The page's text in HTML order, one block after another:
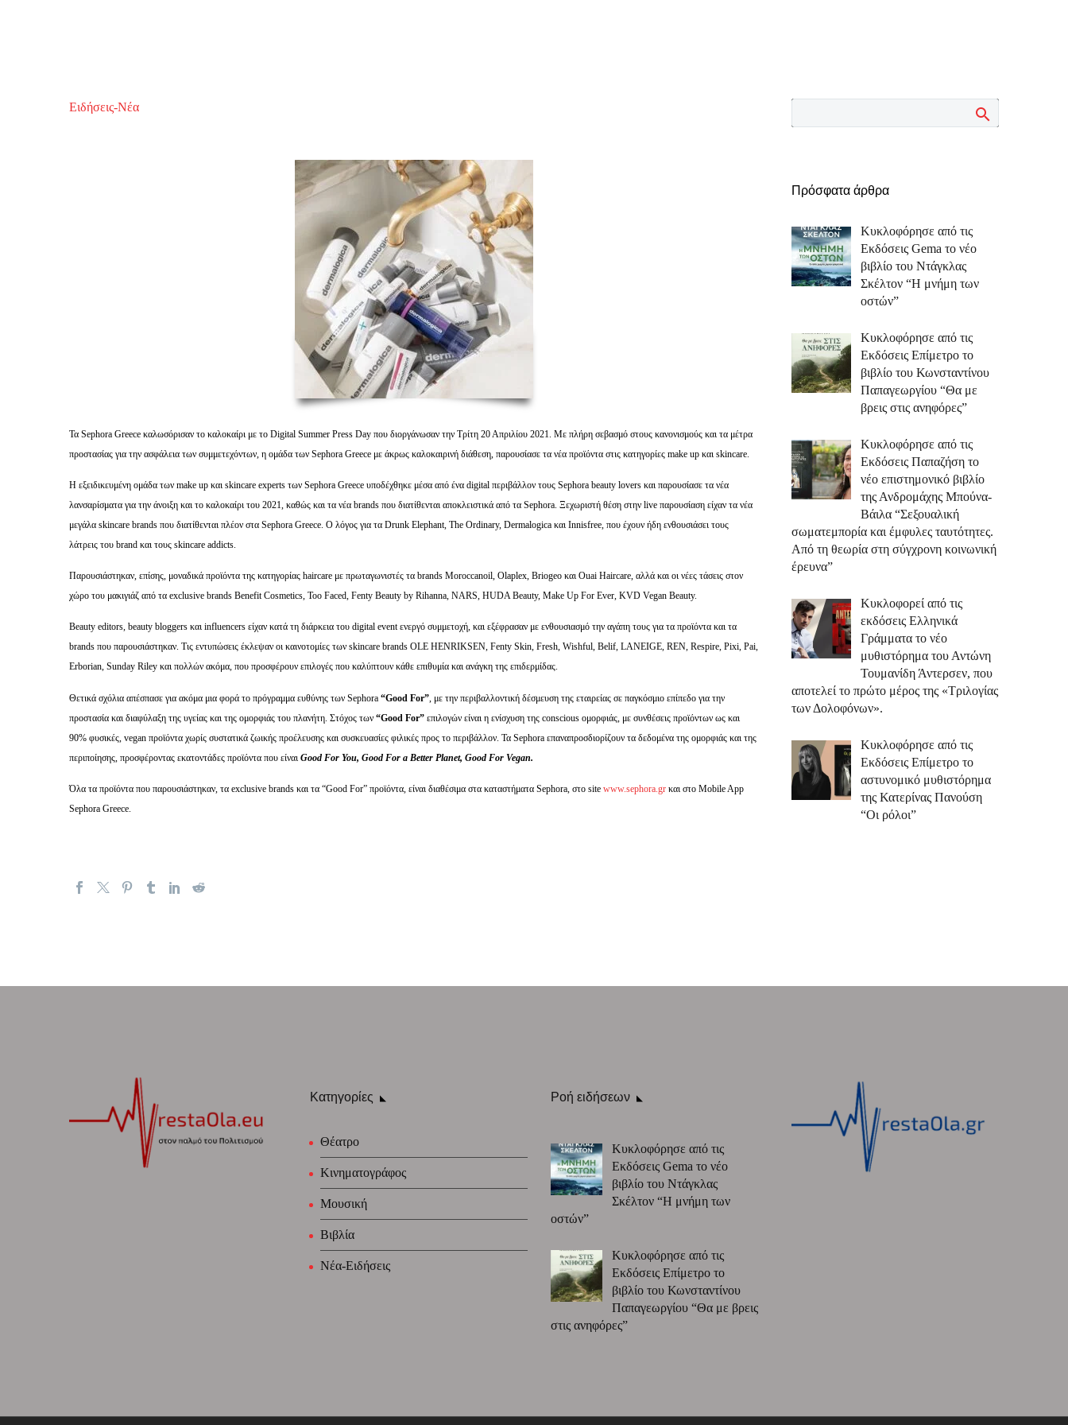
Ειδήσεις-Νέα
Τα Sephora Greece καλωσόρισαν το καλοκαίρι με το Digital Summer Press Day που διοργάνωσαν την Τρίτη 20 Απριλίου 2021. Με πλήρη σεβασμό στους κανονισμούς και τα μέτρα
προστασίας για την ασφάλεια των συμμετεχόντων, η ομάδα των Sephora Greece με άκρως καλοκαιρινή διάθεση, παρουσίασε τα νέα προϊόντα στις κατηγορίες make up και skincare.
Η εξειδικευμένη ομάδα των make up και skincare experts των Sephora Greece υποδέχθηκε μέσα από ένα digital περιβάλλον τους Sephora beauty lovers και παρουσίασε τα νέα
λανσαρίσματα για την άνοιξη και το καλοκαίρι του 2021, καθώς και τα νέα brands που διατίθενται αποκλειστικά από τα Sephora. Ξεχωριστή θέση στην live παρουσίαση είχαν τα νέα
μεγάλα skincare brands που διατίθενται πλέον στα Sephora Greece. Ο λόγος για τα Drunk Elephant, The Ordinary, Dermalogica και Innisfree, που έχουν ήδη ενθουσιάσει τους
λάτρεις του brand και τους skincare addicts.
Παρουσιάστηκαν, επίσης, μοναδικά προϊόντα της κατηγορίας haircare με πρωταγωνιστές τα brands Moroccanoil, Olaplex, Briogeo και Ouai Haircare, αλλά και οι νέες τάσεις στον
χώρο του μακιγιάζ από τα exclusive brands Benefit Cosmetics, Too Faced, Fenty Beauty by Rihanna, NARS, HUDA Beauty, Make Up For Ever, KVD Vegan Beauty.
Beauty editors, beauty bloggers και influencers είχαν κατά τη διάρκεια του digital event ενεργό συμμετοχή, και εξέφρασαν με ενθουσιασμό την αγάπη τους για τα προϊόντα και τα
brands που παρουσιάστηκαν. Τις εντυπώσεις έκλεψαν οι καινοτομίες των skincare brands OLE HENRIKSEN, Fenty Skin, Fresh, Wishful, Belif, LANEIGE, REN, Respire, Pixi, Pai,
Erborian, Sunday Riley και πολλών ακόμα, που προσφέρουν επιλογές που καλύπτουν κάθε επιθυμία και ανάγκη της επιδερμίδας.
Θετικά σχόλια απέσπασε για ακόμα μια φορά το πρόγραμμα ευθύνης των Sephora “Good For” , με την περιβαλλοντική δέσμευση της εταιρείας σε παγκόσμιο επίπεδο για την
προστασία και διαφύλαξη της υγείας και της ομορφιάς του πλανήτη. Στόχος των “Good For” επιλογών είναι η ενίσχυση της conscious ομορφιάς, με συνθέσεις προϊόντων ως και
90% φυσικές, vegan προϊόντα χωρίς συστατικά ζωικής προέλευσης και συσκευασίες φιλικές προς το περιβάλλον. Τα Sephora επαναπροσδιορίζουν τα δεδομένα της ομορφιάς και της
περιποίησης, προσφέροντας εκατοντάδες προϊόντα που είναι Good For You, Good For a Better Planet, Good For Vegan.
Όλα τα προϊόντα που παρουσιάστηκαν, τα exclusive brands και τα “Good For” προϊόντα, είναι διαθέσιμα στα καταστήματα Sephora, στο site www.sephora.gr και στο Mobile App
Sephora Greece.
Πρόσφατα άρθρα
Κυκλοφόρησε από τις
Εκδόσεις Gema το νέο
βιβλίο του Ντάγκλας
Σκέλτον “Η μνήμη των
οστών”
Κυκλοφόρησε από τις
Εκδόσεις Επίμετρο το
βιβλίο του Κωνσταντίνου
Παπαγεωργίου “Θα με
βρεις στις ανηφόρες”
Κυκλοφόρησε από τις
Εκδόσεις Παπαζήση το
νέο επιστημονικό βιβλίο
της Ανδρομάχης Μπούνα-
Βάιλα “Σεξουαλική
σωματεμπορία και έμφυλες ταυτότητες.
Από τη θεωρία στη σύγχρονη κοινωνική
έρευνα”
Κυκλοφορεί από τις
εκδόσεις Ελληνικά
Γράμματα το νέο
μυθιστόρημα του Αντώνη
Τουμανίδη Άντερσεν, που
αποτελεί το πρώτο μέρος της «Τριλογίας
των Δολοφόνων».
Κυκλοφόρησε από τις
Εκδόσεις Επίμετρο το
αστυνομικό μυθιστόρημα
της Κατερίνας Πανούση
“Οι ρόλοι”
Κατηγορίες
Θέατρο
Κινηματογράφος
Μουσική
Βιβλία
Νέα-Ειδήσεις
Ροή ειδήσεων
Κυκλοφόρησε από τις
Εκδόσεις Gema το νέο
βιβλίο του Ντάγκλας
Σκέλτον “Η μνήμη των
οστών”
Κυκλοφόρησε από τις
Εκδόσεις Επίμετρο το
βιβλίο του Κωνσταντίνου
Παπαγεωργίου “Θα με βρεις
στις ανηφόρες”